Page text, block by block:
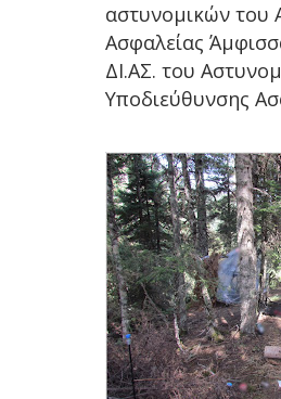
αστυνομικών
Ασφαλείας
ΔΙ.ΑΣ. του
Υποδιεύθυνσης